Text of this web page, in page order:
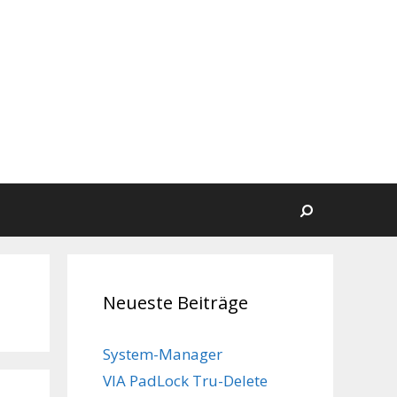
Suchen
Neueste Beiträge
System-Manager
VIA PadLock Tru-Delete